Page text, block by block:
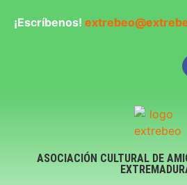
¡Escríbenos!
ASOCIACIÓN CULTURAL DE